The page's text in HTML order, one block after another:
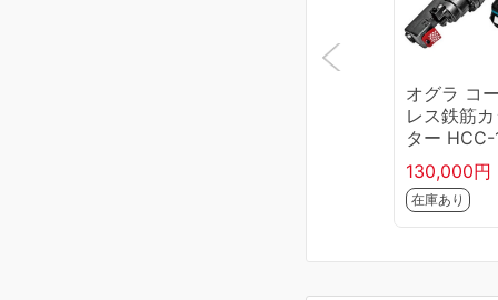
オグラ コ
レス鉄筋
ター HCC-
L
130,000円
在庫あり